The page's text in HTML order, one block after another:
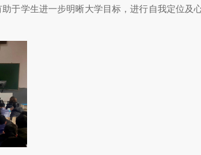
助于学生进一步明晰大学目标，进行自我定位及